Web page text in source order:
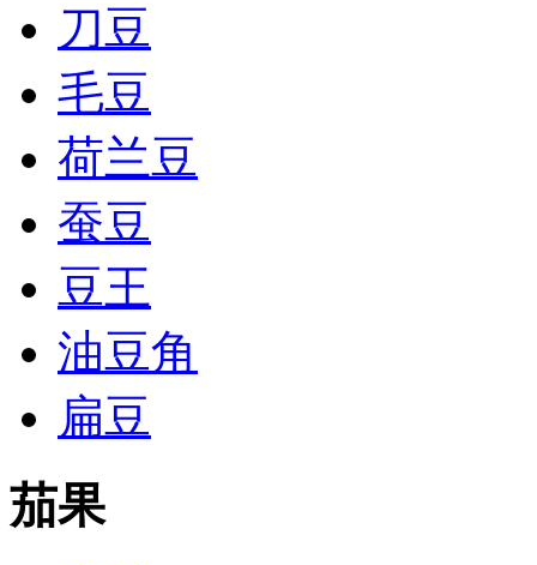
刀豆
毛豆
荷兰豆
蚕豆
豆王
油豆角
扁豆
茄果